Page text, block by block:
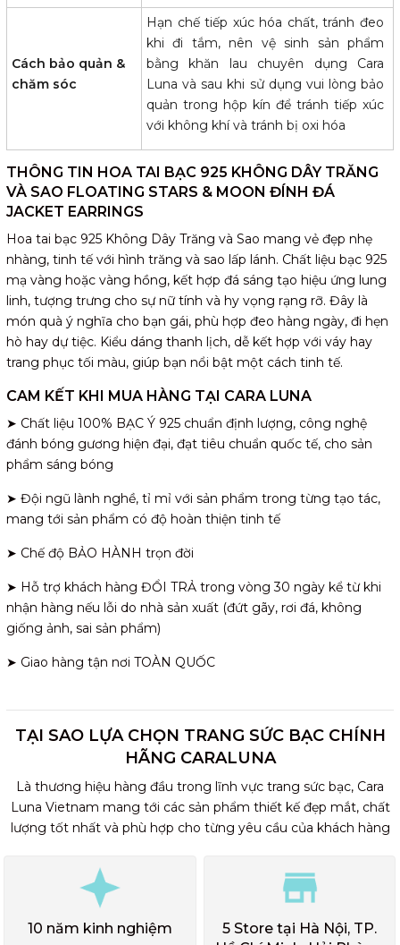
Cách bảo quản &
chăm sóc
Hạn chế tiếp xúc hóa chất, tránh đeo
khi đi tắm, nên vệ sinh sản phẩm
bằng khăn lau chuyên dụng Cara
Luna và sau khi sử dụng vui lòng bảo
quản trong hộp kín để tránh tiếp xúc
với không khí và tránh bị oxi hóa
THÔNG TIN HOA TAI BẠC 925 KHÔNG DÂY TRĂNG
VÀ SAO FLOATING STARS & MOON ĐÍNH ĐÁ
JACKET EARRINGS
Hoa tai bạc 925 Không Dây Trăng và Sao mang vẻ đẹp nhẹ
nhàng, tinh tế với hình trăng và sao lấp lánh. Chất liệu bạc 925
mạ vàng hoặc vàng hồng, kết hợp đá sáng tạo hiệu ứng lung
linh, tượng trưng cho sự nữ tính và hy vọng rạng rỡ. Đây là
món quà ý nghĩa cho bạn gái, phù hợp đeo hàng ngày, đi hẹn
hò hay dự tiệc. Kiểu dáng thanh lịch, dễ kết hợp với váy hay
trang phục tối màu, giúp bạn nổi bật một cách tinh tế.
CAM KẾT KHI MUA HÀNG TẠI CARA LUNA
➤ Chất liệu 100% BẠC Ý 925 chuẩn định lượng, công nghệ
đánh bóng gương hiện đại, đạt tiêu chuẩn quốc tế, cho sản
phẩm sáng bóng
➤ Đội ngũ lành nghề, tỉ mỉ với sản phẩm trong từng tạo tác,
mang tới sản phẩm có độ hoàn thiện tinh tế
➤ Chế độ BẢO HÀNH trọn đời
➤ Hỗ trợ khách hàng ĐỔI TRẢ trong vòng 30 ngày kể từ khi
nhận hàng nếu lỗi do nhà sản xuất (đứt gãy, rơi đá, không
giống ảnh, sai sản phẩm)
➤ Giao hàng tận nơi TOÀN QUỐC
TẠI SAO LỰA CHỌN TRANG SỨC BẠC CHÍNH
HÃNG CARALUNA
Là thương hiệu hàng đầu trong lĩnh vực trang sức bạc, Cara
Luna Vietnam mang tới các sản phẩm thiết kế đẹp mắt, chất
lượng tốt nhất và phù hợp cho từng yêu cầu của khách hàng
10 năm kinh nghiệm
5 Store tại Hà Nội, TP.